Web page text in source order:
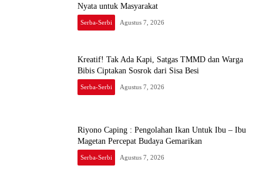
Nyata untuk Masyarakat
Serba-Serbi Agustus 7, 2026
Kreatif! Tak Ada Kapi, Satgas TMMD dan Warga
Bibis Ciptakan Sosrok dari Sisa Besi
Serba-Serbi Agustus 7, 2026
Riyono Caping : Pengolahan Ikan Untuk Ibu – Ibu
Magetan Percepat Budaya Gemarikan
Serba-Serbi Agustus 7, 2026